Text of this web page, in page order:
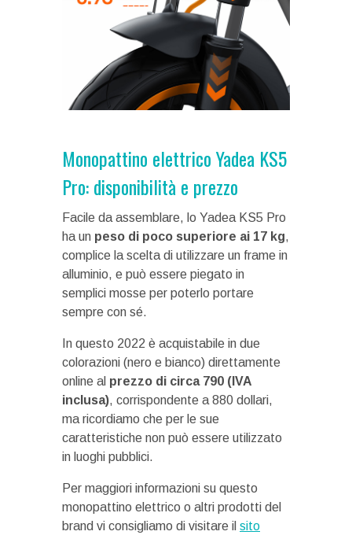
Monopattino elettrico Yadea KS5
Pro: disponibilità e prezzo
Facile da assemblare, lo Yadea KS5 Pro
ha un peso di poco superiore ai 17 kg,
complice la scelta di utilizzare un frame in
alluminio, e può essere piegato in
semplici mosse per poterlo portare
sempre con sé.
In questo 2022 è acquistabile in due
colorazioni (nero e bianco) direttamente
online al prezzo di circa 790 (IVA
inclusa), corrispondente a 880 dollari,
ma ricordiamo che per le sue
caratteristiche non può essere utilizzato
in luoghi pubblici.
Per maggiori informazioni su questo
monopattino elettrico o altri prodotti del
brand vi consigliamo di visitare il sito